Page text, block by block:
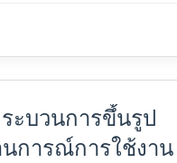
ะบวนการขึ้นรูป
การณ์การใช้งาน